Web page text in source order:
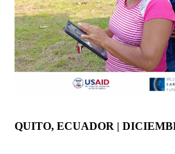
QUITO, ECUADOR |